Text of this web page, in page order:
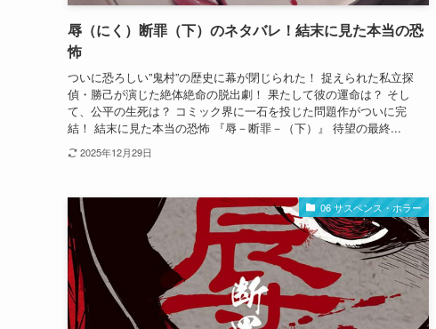
辱（にく）断罪（下）のネタバレ！結末に見た本当の恐
怖
ついに恐ろしい”鬼村”の歴史に幕が閉じられた！ 捉えられた私立探
偵・勝己が演じた絶体絶命の脱出劇！ 果たして彼の運命は？ そし
て、公平の生死は？ コミック界に一石を投じた問題作がついに完
結！ 結末に見た本当の恐怖 『辱－断罪－（下）』 待望の最終...
2025年12月29日
06 サスペンス・ホラー